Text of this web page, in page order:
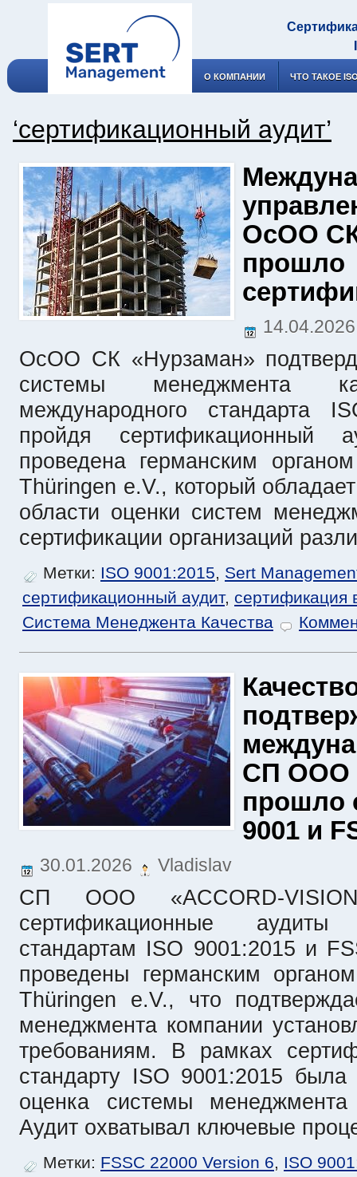
О КОМПАНИИ ЧТО ТАКОЕ
‘сертификационный аудит’
ОсОО
прошло
ОсОО СК «Нурзаман»
системы менеджмента
международного стандарта
пройдя сертификационный
проведена германским
Thüringen e.V., который
области оценки систем
сертификации организаций
Метки: ISO 9001:2015, Sert
сертификационный аудит, сертификация
Система Менеджента Качества
СП ООО
прошло
9001 и
30.01.2026 Vladislav
СП ООО «ACCORD-
сертификационные
стандартам ISO 9001:2015 и
проведены германским
Thüringen e.V., что
менеджмента компании
требованиям. В рамках
стандарту ISO 9001:2015 была
оценка системы менеджмента
Аудит охватывал ключевые
Метки: FSSC 22000 Version 6, ISO